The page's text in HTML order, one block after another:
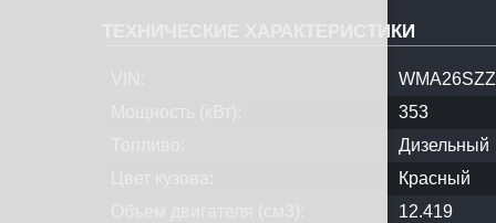
ТЕХНИЧЕСКИЕ ХАРАКТЕРИСТИКИ
353
Дизельный
Красный
12.419